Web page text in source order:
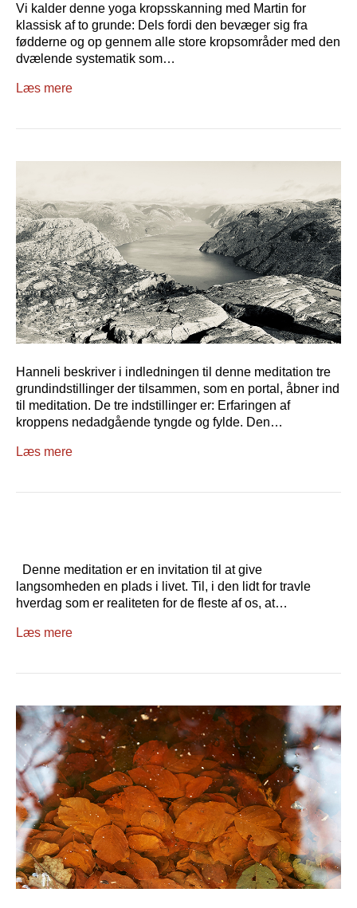
Vi kalder denne yoga kropsskanning med Martin for
klassisk af to grunde: Dels fordi den bevæger sig fra
fødderne og op gennem alle store kropsområder med den
dvælende systematik som…
Læs mere
Hanneli beskriver i indledningen til denne meditation tre
grundindstillinger der tilsammen, som en portal, åbner ind
til meditation. De tre indstillinger er: Erfaringen af
kroppens nedadgående tyngde og fylde. Den…
Læs mere
Denne meditation er en invitation til at give
langsomheden en plads i livet. Til, i den lidt for travle
hverdag som er realiteten for de fleste af os, at…
Læs mere